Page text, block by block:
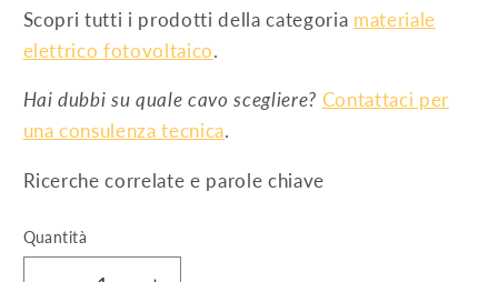
Scopri tutti i prodotti della categoria materiale
elettrico fotovoltaico.
Hai dubbi su quale cavo scegliere? Contattaci per
una consulenza tecnica.
Ricerche correlate e parole chiave
Quantità